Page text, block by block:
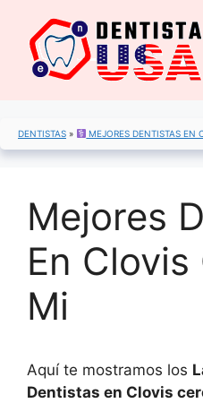
contenido
DENTISTAS » MEJORES DENTISTAS
Mejores
En
Mi
Aquí te mostramos los
Dentistas en Clovis